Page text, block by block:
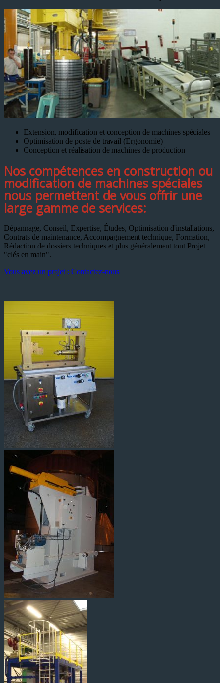
Extension, modification et conception de machines spéciales
Optimisation de poste de travail (Ergonomie)
Conception et réalisation de machines de production
Nos compétences en construction ou
modification de machines spéciales
nous permettent de vous offrir une
large gamme de services:
Dépannage, Conseil, Expertise, Études, Optimisation d'installations,
Contrats de maintenance, Accompagnement technique, Formation,
Rédaction de dossiers techniques et plus généralement tout Projet
"clés en main".
Vous avez un projet : Contactez-nous